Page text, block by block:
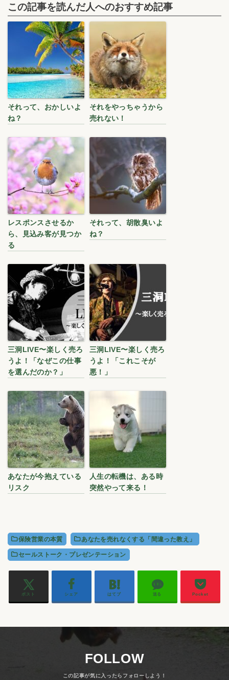
この記事を読んだ人へのおすすめ記事
それって、おかしいよ
ね？
それをやっちゃうから
売れない！
レスポンスさせるか
ら、見込み客が見つか
る
それって、胡散臭いよ
ね？
三洞LIVE〜楽しく売ろ
うよ！「なぜこの仕事
を選んだのか？」
三洞LIVE〜楽しく売ろ
うよ！「これこそが
悪！」
あなたが今抱えている
リスク
人生の転機は、ある時
突然やって来る！
保険営業の本質 あなたを売れなくする「間違った教え」
セールストーク・プレゼンテーション
ポスト シェア はてブ 送る Pocket
FOLLOW